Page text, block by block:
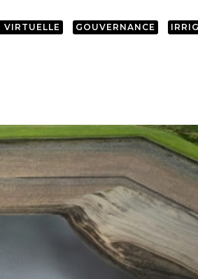
VIRTUELLE GOUVERNANCE